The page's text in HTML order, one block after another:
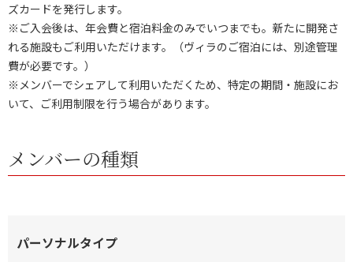
ズカードを発行します。
※ご入会後は、年会費と宿泊料金のみでいつまでも。新たに開発さ
れる施設もご利用いただけます。（ヴィラのご宿泊には、別途管理
費が必要です。）
※メンバーでシェアして利用いただくため、特定の期間・施設にお
いて、ご利用制限を行う場合があります。
メンバーの種類
パーソナルタイプ